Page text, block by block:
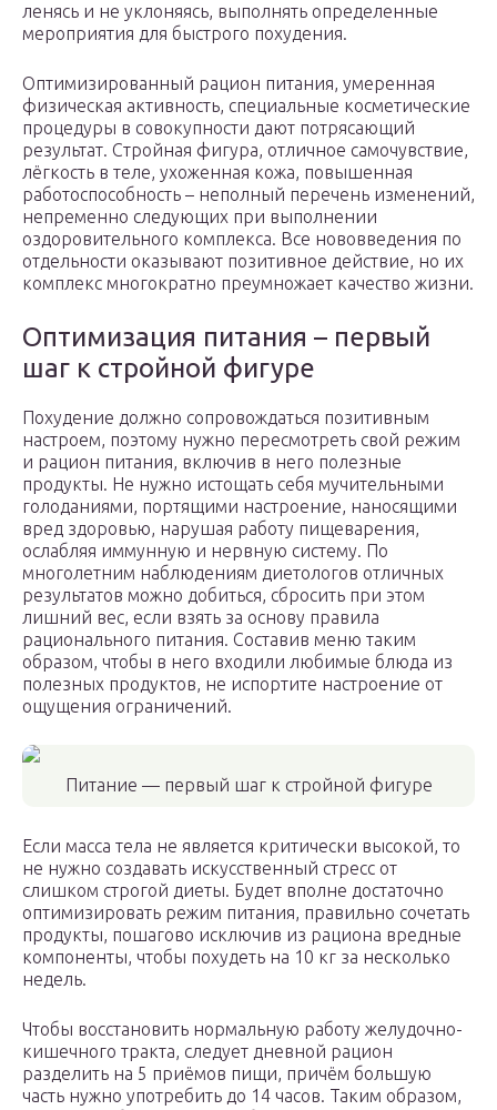
ленясь и не уклоняясь, выполнять определенные
мероприятия для быстрого похудения.
Оптимизированный рацион питания, умеренная
физическая активность, специальные косметические
процедуры в совокупности дают потрясающий
результат. Стройная фигура, отличное самочувствие,
лёгкость в теле, ухоженная кожа, повышенная
работоспособность – неполный перечень изменений,
непременно следующих при выполнении
оздоровительного комплекса. Все нововведения по
отдельности оказывают позитивное действие, но их
комплекс многократно преумножает качество жизни.
Оптимизация питания – первый
шаг к стройной фигуре
Похудение должно сопровождаться позитивным
настроем, поэтому нужно пересмотреть свой режим
и рацион питания, включив в него полезные
продукты. Не нужно истощать себя мучительными
голоданиями, портящими настроение, наносящими
вред здоровью, нарушая работу пищеварения,
ослабляя иммунную и нервную систему. По
многолетним наблюдениям диетологов отличных
результатов можно добиться, сбросить при этом
лишний вес, если взять за основу правила
рационального питания. Составив меню таким
образом, чтобы в него входили любимые блюда из
полезных продуктов, не испортите настроение от
ощущения ограничений.
Питание — первый шаг к стройной фигуре
Если масса тела не является критически высокой, то
не нужно создавать искусственный стресс от
слишком строгой диеты. Будет вполне достаточно
оптимизировать режим питания, правильно сочетать
продукты, пошагово исключив из рациона вредные
компоненты, чтобы похудеть на 10 кг за несколько
недель.
Чтобы восстановить нормальную работу желудочно-
кишечного тракта, следует дневной рацион
разделить на 5 приёмов пищи, причём большую
часть нужно употребить до 14 часов. Таким образом,